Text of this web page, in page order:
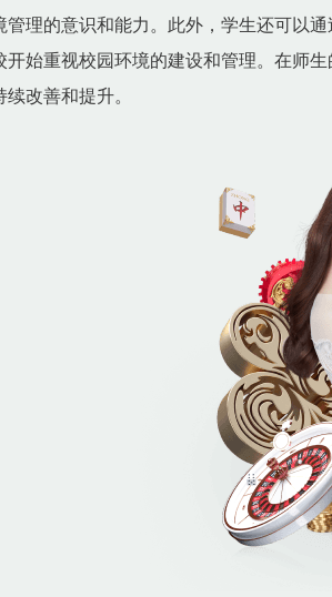
理的意识和能力。此外，学生还可以
始重视校园环境的建设和管理。在师
改善和提升。